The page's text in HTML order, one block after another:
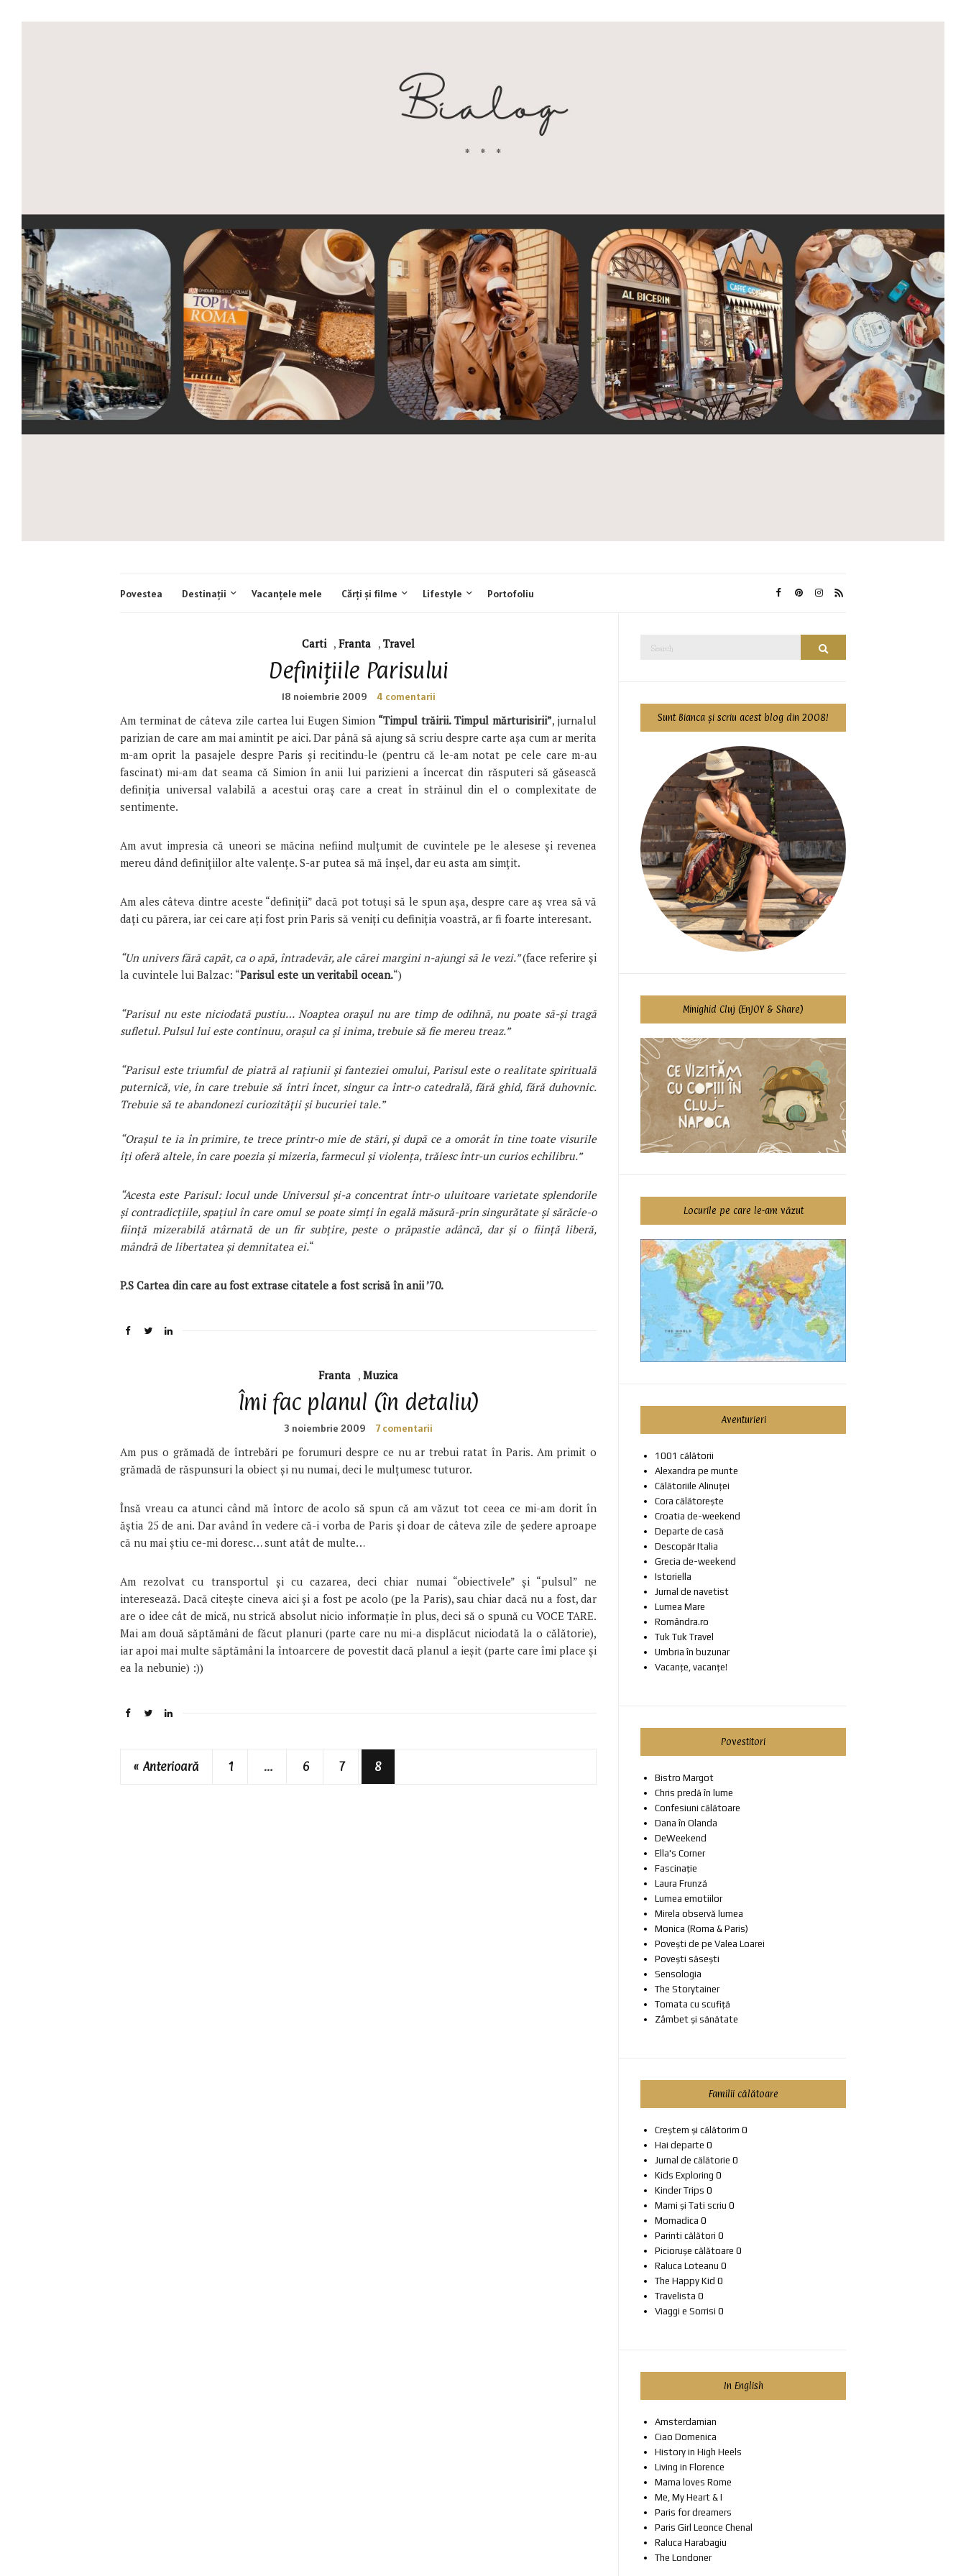
Povestea Destinații Vacanțele mele Cărți și filme Lifestyle Portofoliu
Carti ,Franta ,Travel
Definițiile Parisului
18 noiembrie 2009 4 comentarii
Am terminat de câteva zile cartea lui Eugen Simion “Timpul trăirii. Timpul mărturisirii”, jurnalul
parizian de care am mai amintit pe aici. Dar până să ajung să scriu despre carte așa cum ar merita
m-am oprit la pasajele despre Paris și recitindu-le (pentru că le-am notat pe cele care m-au
fascinat) mi-am dat seama că Simion în anii lui parizieni a încercat din răsputeri să găsească
definiția universal valabilă a acestui oraș care a creat în străinul din el o complexitate de
sentimente.
Am avut impresia că uneori se măcina nefiind mulțumit de cuvintele pe le alesese și revenea
mereu dând definițiilor alte valențe. S-ar putea să mă înșel, dar eu asta am simțit.
Am ales câteva dintre aceste “definiții” dacă pot totuși să le spun așa, despre care aș vrea să vă
dați cu părera, iar cei care ați fost prin Paris să veniți cu definiția voastră, ar fi foarte interesant.
“Un univers fără capăt, ca o apă, întradevăr, ale cărei margini n-ajungi să le vezi.”(face referire și
la cuvintele lui Balzac: “Parisul este un veritabil ocean.“)
“Parisul nu este niciodată pustiu… Noaptea orașul nu are timp de odihnă, nu poate să-și tragă
sufletul. Pulsul lui este continuu, orașul ca și inima, trebuie să fie mereu treaz.”
“Parisul este triumful de piatră al rațiunii și fanteziei omului, Parisul este o realitate spirituală
puternică, vie, în care trebuie să întri încet, singur ca într-o catedrală, fără ghid, fără duhovnic.
Trebuie să te abandonezi curiozității și bucuriei tale.”
“Orașul te ia în primire, te trece printr-o mie de stări, și după ce a omorât în tine toate visurile
îți oferă altele, în care poezia și mizeria, farmecul și violența, trăiesc într-un curios echilibru.”
“Acesta este Parisul: locul unde Universul și-a concentrat într-o uluitoare varietate splendorile
și contradicțiile, spațiul în care omul se poate simți în egală măsură-prin singurătate și sărăcie-o
ființă mizerabilă atârnată de un fir subțire, peste o prăpastie adâncă, dar și o ființă liberă,
mândră de libertatea și demnitatea ei.“
P.S Cartea din care au fost extrase citatele a fost scrisă în anii ’70.
Franta ,Muzica
Îmi fac planul (în detaliu)
3 noiembrie 2009 7 comentarii
Am pus o grămadă de întrebări pe forumuri despre ce nu ar trebui ratat în Paris. Am primit o
grămadă de răspunsuri la obiect și nu numai, deci le mulțumesc tuturor.
Însă vreau ca atunci când mă întorc de acolo să spun că am văzut tot ceea ce mi-am dorit în
ăștia 25 de ani. Dar având în vedere că-i vorba de Paris și doar de câteva zile de ședere aproape
că nu mai știu ce-mi doresc… sunt atât de multe…
Am rezolvat cu transportul și cu cazarea, deci chiar numai “obiectivele” și “pulsul” ne
interesează. Dacă citește cineva aici și a fost pe acolo (pe la Paris), sau chiar dacă nu a fost, dar
are o idee cât de mică, nu strică absolut nicio informație în plus, deci să o spună cu VOCE TARE.
Mai am două săptămâni de făcut planuri (parte care nu mi-a displăcut niciodată la o călătorie),
iar apoi mai multe săptămâni la întoarcere de povestit dacă planul a ieșit (parte care îmi place și
ea la nebunie) :))
« Anterioară 1 … 6 7 8
Search
Search
Sunt Bianca și scriu acest blog din 2008!
Minighid Cluj (EnJOY & Share)
Locurile pe care le-am văzut
Aventurieri
1001 călătorii
Alexandra pe munte
Călătoriile Alinuței
Cora călătorește
Croatia de-weekend
Departe de casă
Descopăr Italia
Grecia de-weekend
Istoriella
Jurnal de navetist
Lumea Mare
Romândra.ro
Tuk Tuk Travel
Umbria în buzunar
Vacanțe, vacanțe!
Povestitori
Bistro Margot
Chris predă în lume
Confesiuni călătoare
Dana în Olanda
DeWeekend
Ella's Corner
Fascinație
Laura Frunză
Lumea emotiilor
Mirela observă lumea
Monica (Roma & Paris)
Povești de pe Valea Loarei
Povești săsești
Sensologia
The Storytainer
Tomata cu scufiță
Zâmbet și sănătate
Familii călătoare
Creștem și călătorim 0
Hai departe 0
Jurnal de călătorie 0
Kids Exploring 0
Kinder Trips 0
Mami și Tati scriu 0
Momadica 0
Parinti călători 0
Piciorușe călătoare 0
Raluca Loteanu 0
The Happy Kid 0
Travelista 0
Viaggi e Sorrisi 0
In English
Amsterdamian
Ciao Domenica
History in High Heels
Living in Florence
Mama loves Rome
Me, My Heart & I
Paris for dreamers
Paris Girl Leonce Chenal
Raluca Harabagiu
The Londoner